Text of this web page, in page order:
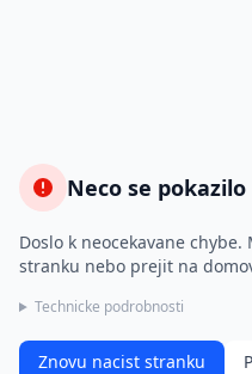
Neco se pokazilo
Doslo k neocekavane
stranku nebo prejit na
Technicke podrobnosti
Znovu nacist stranku